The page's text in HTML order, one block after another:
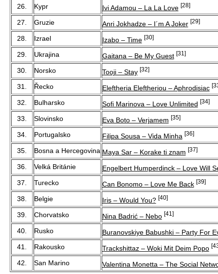
26. Kypr Ivi Adamou – La La Love [28]
27. Gruzie Anri Jokhadze – I´m A Joker [29]
28. Izrael Izabo – Time [30]
29. Ukrajina Gaitana – Be My Guest [31]
30. Norsko Tooji – Stay [32]
31. Řecko Eleftheria Eleftheriou – Aphrodisiac
32. Bulharsko Sofi Marinova – Love Unlimited [34]
33. Slovinsko Eva Boto – Verjamem [35]
34. Portugalsko Filipa Sousa – Vida Minha [36]
35. Bosna a Hercegovina Maya Sar – Korake ti znam [37]
36. Velká Británie
Engelbert Humperdinck – Love Will
37.
Turecko Can Bonomo – Love Me Back [39]
38. Belgie Iris – Would You? [40]
39. Chorvatsko Nina Badrić – Nebo [41]
40. Rusko
Buranovskiye Babushki – Party For
41.
Rakousko Trackshittaz – Woki Mit Deim Popo
42. San Marino Valentina Monetta – The Social